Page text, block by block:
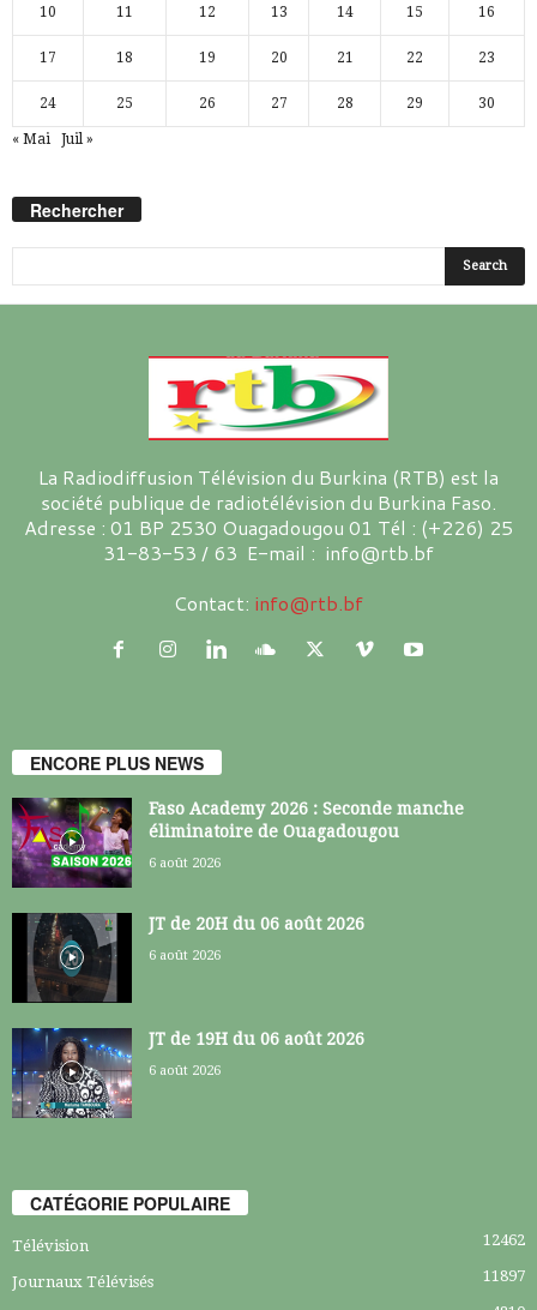
10 11 12 13 14 15 16
17 18 19 20 21 22 23
24 25 26 27 28 29 30
« Mai Juil »
Rechercher
La Radiodiffusion Télévision du Burkina (RTB) est la
société publique de radiotélévision du Burkina Faso.
Adresse : 01 BP 2530 Ouagadougou 01 Tél : (+226) 25
31-83-53 / 63 E-mail : info@rtb.bf
Contact: info@rtb.bf
ENCORE PLUS NEWS
Faso Academy 2026 : Seconde manche
éliminatoire de Ouagadougou
6 août 2026
JT de 20H du 06 août 2026
6 août 2026
JT de 19H du 06 août 2026
6 août 2026
CATÉGORIE POPULAIRE
Télévision 12462
Journaux Télévisés 11897